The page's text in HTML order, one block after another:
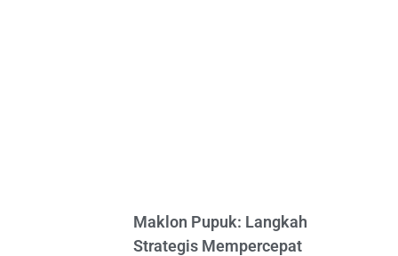
Maklon Pupuk: Langkah
Strategis Mempercepat